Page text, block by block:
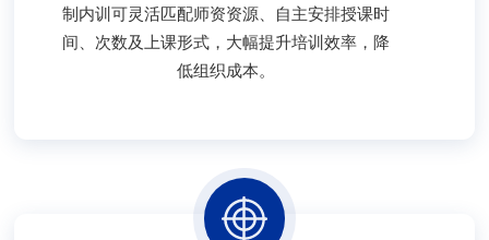
制内训可灵活匹配师资资源、自主安排授课时
间、次数及上课形式，大幅提升培训效率，降
低组织成本。